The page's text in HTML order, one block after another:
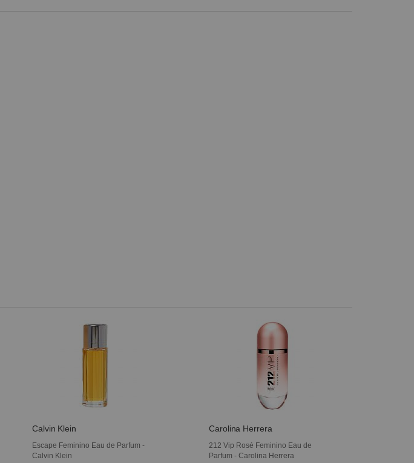
Calvin Klein
Escape Feminino Eau de Parfum -
Calvin Klein
Carolina Herrera
212 Vip Rosé Feminino Eau de
Parfum - Carolina Herrera